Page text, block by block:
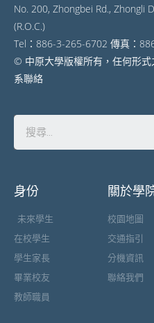
No. 200, Zhongbei Rd., Zhongli
(R.O.C.)
Tel：886-3-265-6702 傳真：
© 中原大學版權所有，任何形
系聯絡
身份
未來學生
在校學生
學生家長
畢業校友
教師職員
關於學
校園地圖
交通指引
分機資訊
聯絡我們